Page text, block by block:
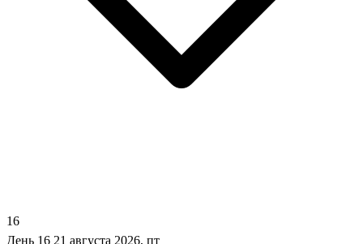
16
День 16 21 августа 2026, пт